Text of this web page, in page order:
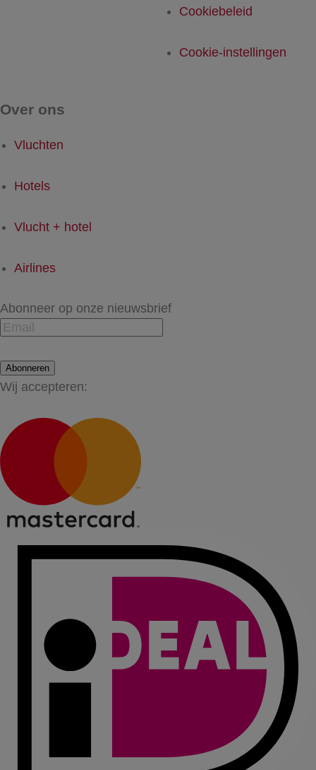
Cookiebeleid
Cookie-instellingen
Over ons
Vluchten
Hotels
Vlucht + hotel
Airlines
Abonneer op onze nieuwsbrief
Abonneren
Wij accepteren: